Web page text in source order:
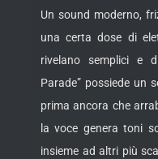
Un sound moderno,
una certa dose di
rivelano semplici e
Parade” possiede un
prima ancora che
la voce genera toni
insieme ad altri più